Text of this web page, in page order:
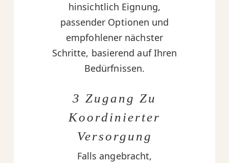
hinsichtlich Eignung,
passender Optionen und
empfohlener nächster
Schritte, basierend auf Ihren
Bedürfnissen.
3 Zugang Zu
Koordinierter
Versorgung
Falls angebracht,